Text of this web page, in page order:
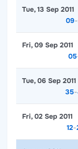
09-
Tue, 13 Sep 2011
05
Fri, 09 Sep 2011
35-
Tue, 06 Sep 2011
12-
Fri, 02 Sep 2011